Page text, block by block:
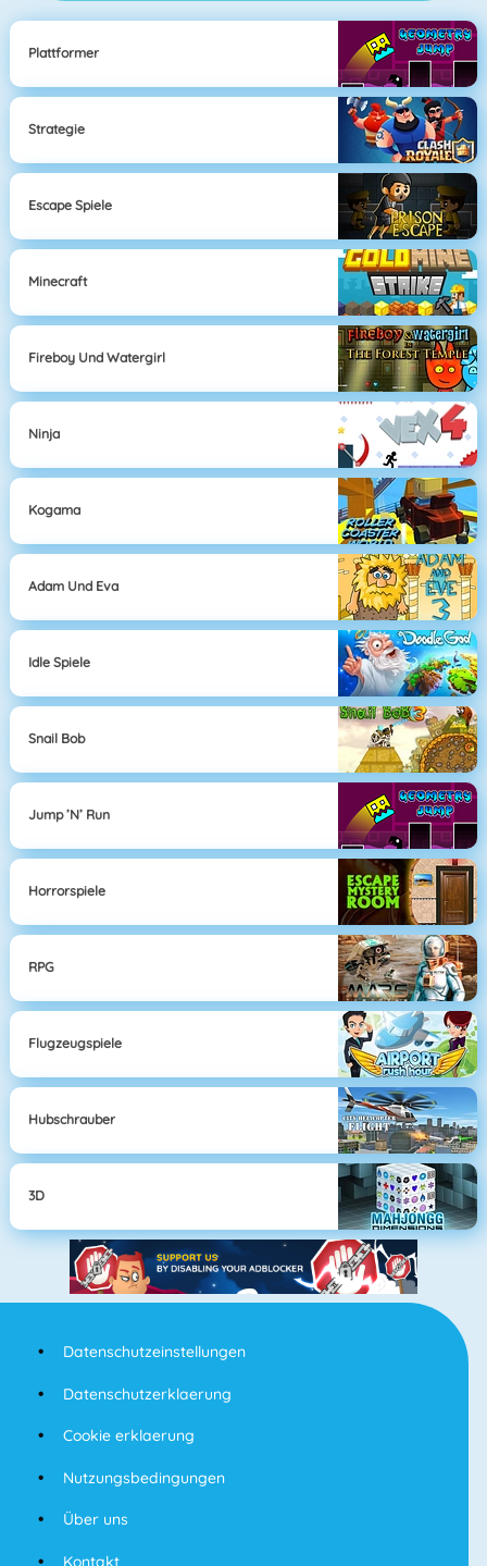
Plattformer
Strategie
Escape Spiele
Minecraft
Fireboy Und Watergirl
Ninja
Kogama
Adam Und Eva
Idle Spiele
Snail Bob
Jump ’n’ Run
Horrorspiele
RPG
Flugzeugspiele
Hubschrauber
3D
Datenschutzeinstellungen
Datenschutzerklaerung
Cookie erklaerung
Nutzungsbedingungen
Über uns
Kontakt